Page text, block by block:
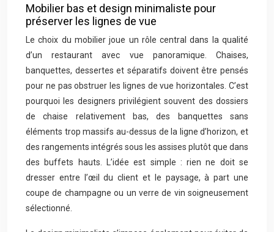
Mobilier bas et design minimaliste pour
préserver les lignes de vue
Le choix du mobilier joue un rôle central dans la qualité
d’un restaurant avec vue panoramique. Chaises,
banquettes, dessertes et séparatifs doivent être pensés
pour ne pas obstruer les lignes de vue horizontales. C’est
pourquoi les designers privilégient souvent des dossiers
de chaise relativement bas, des banquettes sans
éléments trop massifs au-dessus de la ligne d’horizon, et
des rangements intégrés sous les assises plutôt que dans
des buffets hauts. L’idée est simple : rien ne doit se
dresser entre l’œil du client et le paysage, à part une
coupe de champagne ou un verre de vin soigneusement
sélectionné.